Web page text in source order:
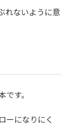
れないように意
す。
ーになりにく